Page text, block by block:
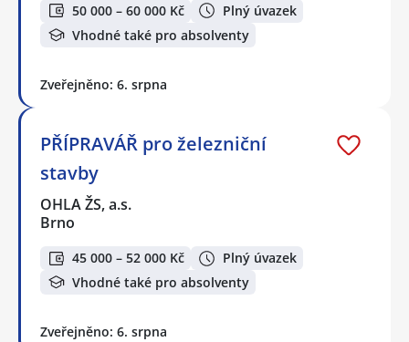
50 000 – 60 000 Kč
Plný úvazek
Vhodné také pro absolventy
Zveřejněno: 6. srpna
PŘÍPRAVÁŘ pro železniční
stavby
OHLA ŽS, a.s.
Brno
45 000 – 52 000 Kč
Plný úvazek
Vhodné také pro absolventy
Zveřejněno: 6. srpna